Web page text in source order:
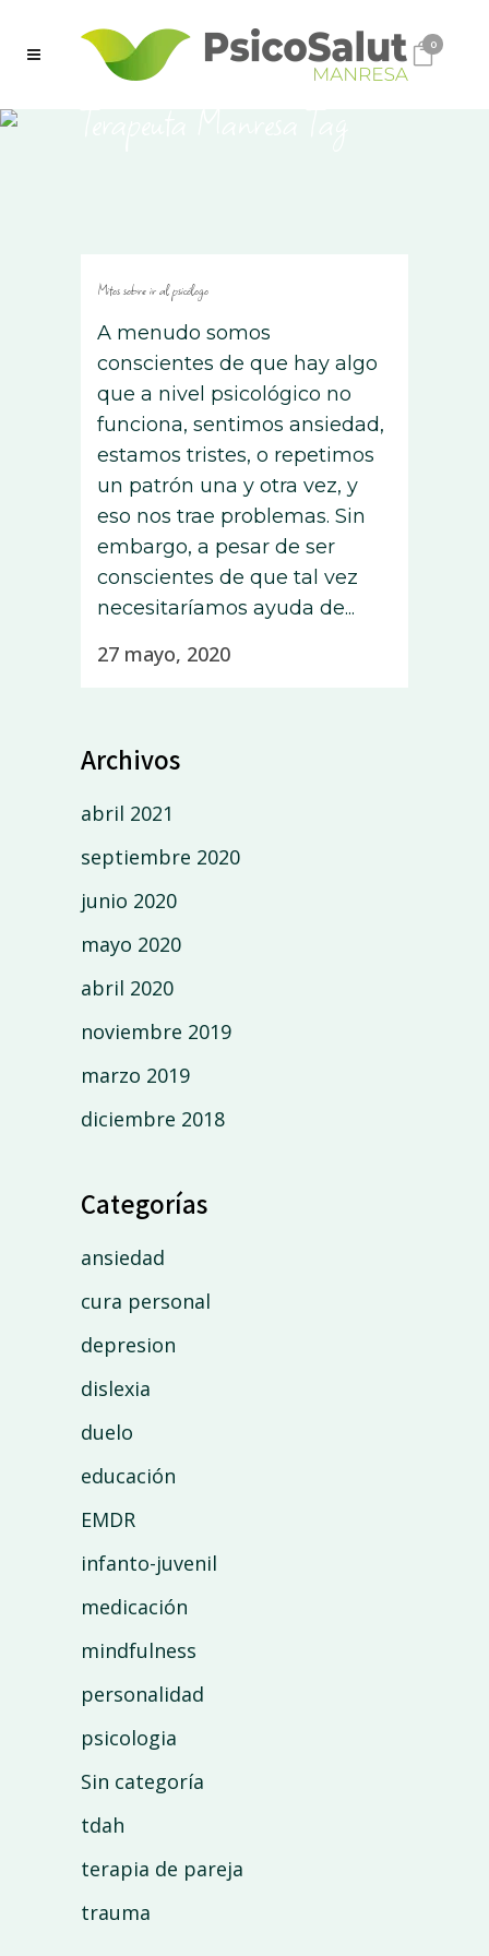
0
Mitos sobre ir al psicólogo
A menudo somos
conscientes de que hay algo
que a nivel psicológico no
funciona, sentimos ansiedad,
estamos tristes, o repetimos
un patrón una y otra vez, y
eso nos trae problemas. Sin
embargo, a pesar de ser
conscientes de que tal vez
necesitaríamos ayuda de...
27 mayo, 2020
Archivos
abril 2021
septiembre 2020
junio 2020
mayo 2020
abril 2020
noviembre 2019
marzo 2019
diciembre 2018
Categorías
ansiedad
cura personal
depresion
dislexia
duelo
educación
EMDR
infanto-juvenil
medicación
mindfulness
personalidad
psicologia
Sin categoría
tdah
terapia de pareja
trauma